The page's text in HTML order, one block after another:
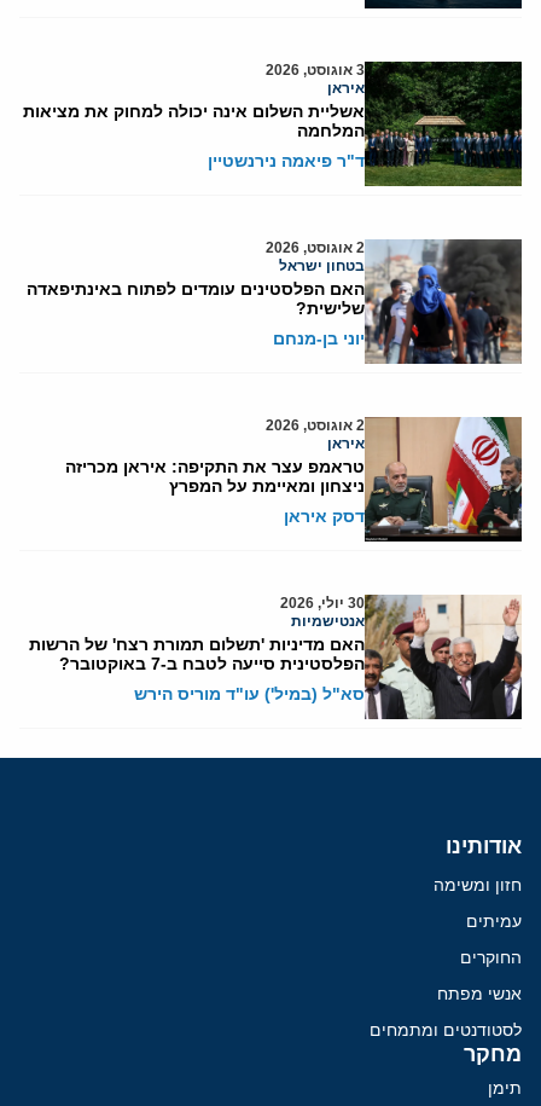
3 אוגוסט, 2026
איראן
אשליית השלום אינה יכולה למחוק את מציאות
המלחמה
ד"ר פיאמה נירנשטיין
2 אוגוסט, 2026
בטחון ישראל
האם הפלסטינים עומדים לפתוח באינתיפאדה
שלישית?
יוני בן-מנחם
2 אוגוסט, 2026
איראן
טראמפ עצר את התקיפה: איראן מכריזה
ניצחון ומאיימת על המפרץ
דסק איראן
30 יולי, 2026
אנטישמיות
האם מדיניות 'תשלום תמורת רצח' של הרשות
הפלסטינית סייעה לטבח ב-7 באוקטובר?
סא"ל (במיל') עו"ד מוריס הירש
אודותינו
חזון ומשימה
עמיתים
החוקרים
אנשי מפתח
לסטודנטים ומתמחים
מחקר
תימן